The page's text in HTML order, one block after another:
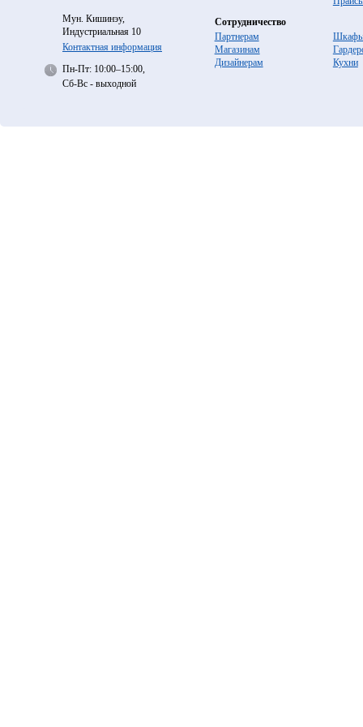
Мун. Кишинэу,
Индустриальная 10
Контактная информация
Пн-Пт: 10:00–15:00,
Сб-Вс - выходной
Сотрудничество
Партнерам
Магазинам
Дизайнерам
Кухни